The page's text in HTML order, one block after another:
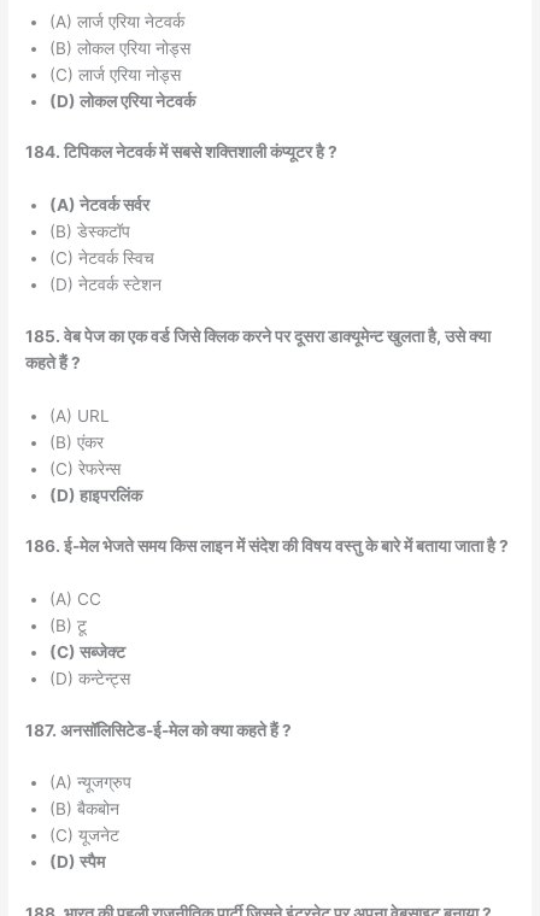
(A) लार्ज एरिया नेटवर्क
(B) लोकल एरिया नोड्स
(C) लार्ज एरिया नोड्स
(D) लोकल एरिया नेटवर्क
184. टिपिकल नेटवर्क में सबसे शक्तिशाली कंप्यूटर है ?
(A) नेटवर्क सर्वर
(B) डेस्कटॉप
(C) नेटवर्क स्विच
(D) नेटवर्क स्टेशन
185. वेब पेज का एक वर्ड जिसे क्लिक करने पर दूसरा डाक्यूमेन्ट खुलता है, उसे क्या
कहते हैं ?
(A) URL
(B) एंकर
(C) रेफरेन्स
(D) हाइपरलिंक
186. ई-मेल भेजते समय किस लाइन में संदेश की विषय वस्तु के बारे में बताया जाता है ?
(A) CC
(B) टू
(C) सब्जेक्ट
(D) कन्टेन्ट्स
187. अनसॉलिसिटेड-ई-मेल को क्या कहते हैं ?
(A) न्यूजग्रुप
(B) बैकबोन
(C) यूजनेट
(D) स्पैम